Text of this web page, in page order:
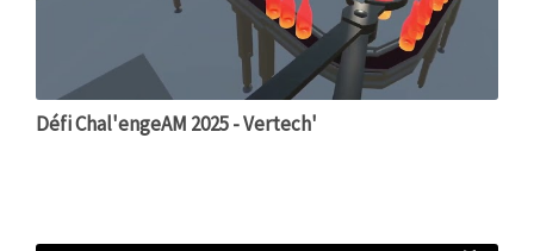
Défi Chal'engeAM 2025 - Vertech'